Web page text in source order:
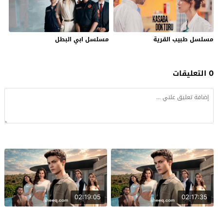
مسلسل طبيب القرية مسلسل ابي البطل
0 التعليقات
02:17:35
02:19:05